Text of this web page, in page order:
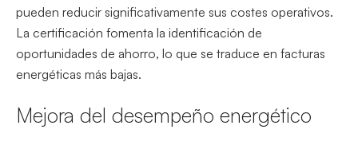
pueden reducir significativamente sus costes operativos.
La certificación fomenta la identificación de
oportunidades de ahorro, lo que se traduce en facturas
energéticas más bajas.
Mejora del desempeño energético